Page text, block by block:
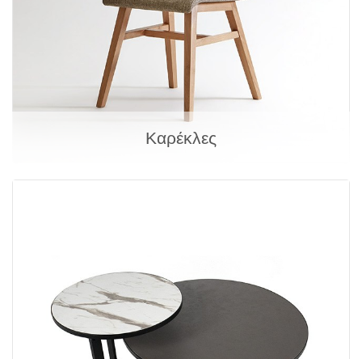
Καρέκλες